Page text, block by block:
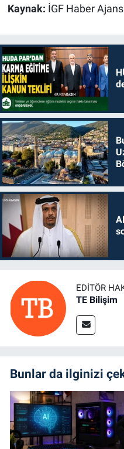
Kaynak: İGF Haber
EDITÖR
TE Bilişim
Bunlar da ilginizi